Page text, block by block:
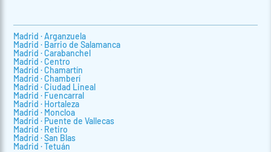
Madrid · Arganzuela
Madrid · Barrio de Salamanca
Madrid · Carabanchel
Madrid · Centro
Madrid · Chamartín
Madrid · Chamberí
Madrid · Ciudad Lineal
Madrid · Fuencarral
Madrid · Hortaleza
Madrid · Moncloa
Madrid · Puente de Vallecas
Madrid · Retiro
Madrid · San Blas
Madrid · Tetuán